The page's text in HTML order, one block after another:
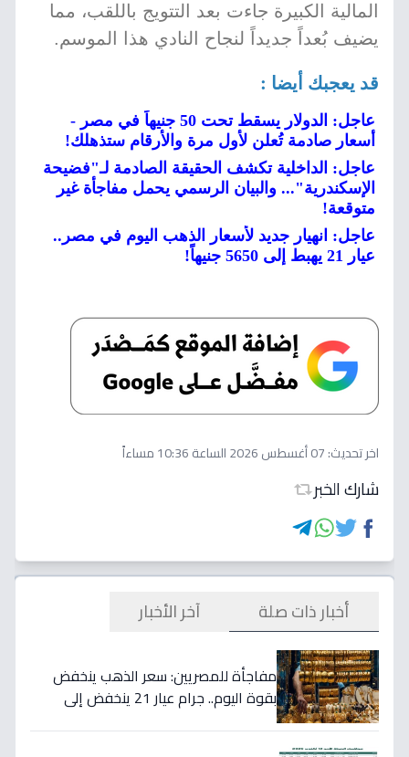
المالية الكبيرة جاءت بعد التتويج باللقب، مما
يضيف بُعداً جديداً لنجاح النادي هذا الموسم.
قد يعجبك أيضا :
عاجل: الدولار يسقط تحت 50 جنيهاً في مصر -
أسعار صادمة تُعلن لأول مرة والأرقام ستذهلك!
عاجل: الداخلية تكشف الحقيقة الصادمة لـ"فضيحة
الإسكندرية"... والبيان الرسمي يحمل مفاجأة غير
متوقعة!
عاجل: انهيار جديد لأسعار الذهب اليوم في مصر..
عيار 21 يهبط إلى 5650 جنيهاً!
اخر تحديث:07 أغسطس 2026 الساعة 10:36 مساءاً
شارك الخبر
أخبار ذات صلة آخر الأخبار
مفاجأة للمصريين: سعر الذهب ينخفض
بقوة اليوم.. جرام عيار 21 ينخفض إلى